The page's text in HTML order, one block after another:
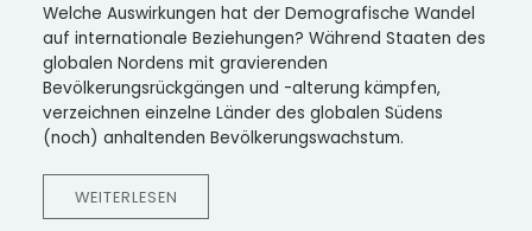
Welche Auswirkungen hat der Demografische Wandel
auf internationale Beziehungen? Während Staaten des
globalen Nordens mit gravierenden
Bevölkerungsrückgängen und -alterung kämpfen,
verzeichnen einzelne Länder des globalen Südens
(noch) anhaltenden Bevölkerungswachstum.
WEITERLESEN